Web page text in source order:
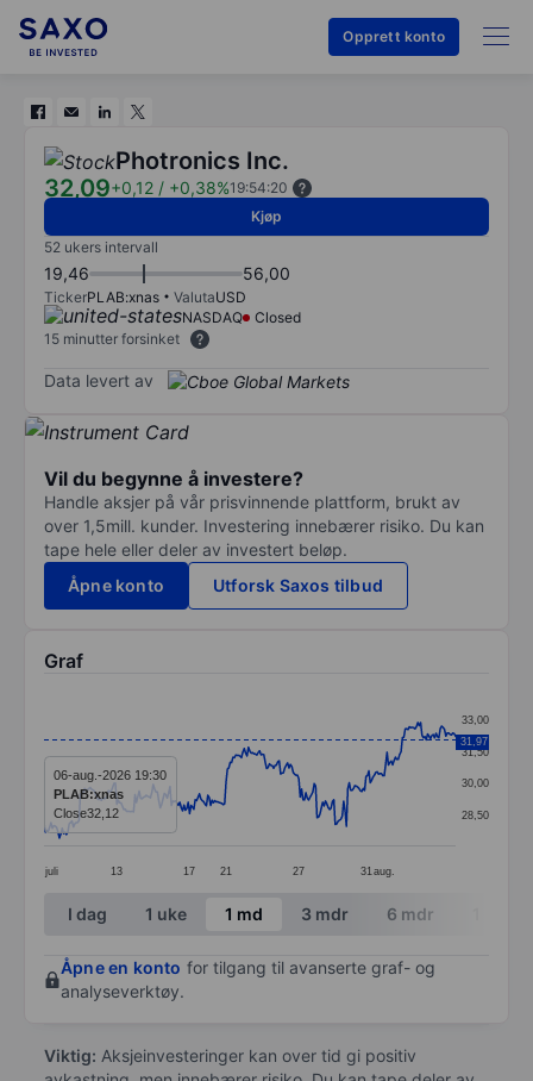
Opprett konto
Photronics Inc.
32,09+0,12 / +0,38%19:54:20
Kjøp
52 ukers intervall
19,46 56,00
TickerPLAB:xnas ValutaUSD
NASDAQ
Closed
15 minutter forsinket
Data levert av
Vil du begynne å investere?
Handle aksjer på vår prisvinnende plattform, brukt av
over 1,5mill. kunder. Investering innebærer risiko. Du kan
tape hele eller deler av investert beløp.
Åpne konto
Utforsk Saxos tilbud
Graf
Line chart with 295 data points.
The chart has 1 X axis displaying categories.
The chart has 1 Y axis displaying values. Data
juli 13 17 21 27 31 aug.
28,50
30,00
31,50
33,00
31,97
06-aug.-2026 19:30
PLAB:xnas
Close32,12
End of interactive chart.
I dag 1 uke 1 md 3 mdr 6 mdr
Åpne en konto for tilgang til avanserte graf- og
analyseverktøy.
Viktig: Aksjeinvesteringer kan over tid gi positiv